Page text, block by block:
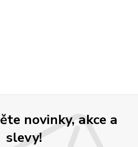
novinky, akce a
slevy!